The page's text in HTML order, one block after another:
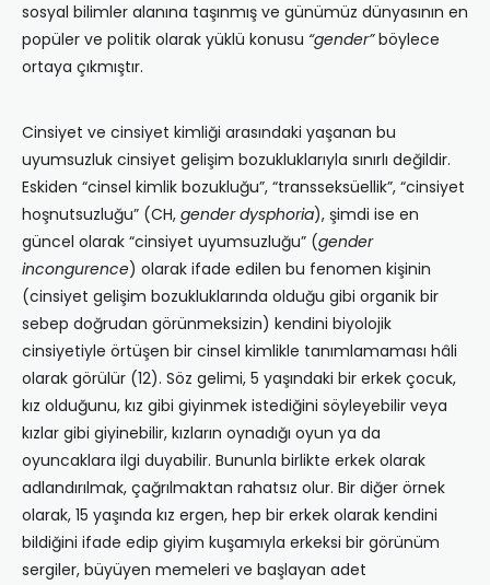
sosyal bilimler alanına taşınmış ve günümüz dünyasının en
popüler ve politik olarak yüklü konusu “gender”böylece
ortaya çıkmıştır.
Cinsiyet ve cinsiyet kimliği arasındaki yaşanan bu
uyumsuzluk cinsiyet gelişim bozukluklarıyla sınırlı değildir.
Eskiden “cinsel kimlik bozukluğu”, “transseksüellik”, “cinsiyet
hoşnutsuzluğu” (CH, gender dysphoria), şimdi ise en
güncel olarak “cinsiyet uyumsuzluğu” (gender
incongurence) olarak ifade edilen bu fenomen kişinin
(cinsiyet gelişim bozukluklarında olduğu gibi organik bir
sebep doğrudan görünmeksizin) kendini biyolojik
cinsiyetiyle örtüşen bir cinsel kimlikle tanımlamaması hâli
olarak görülür (12). Söz gelimi, 5 yaşındaki bir erkek çocuk,
kız olduğunu, kız gibi giyinmek istediğini söyleyebilir veya
kızlar gibi giyinebilir, kızların oynadığı oyun ya da
oyuncaklara ilgi duyabilir. Bununla birlikte erkek olarak
adlandırılmak, çağrılmaktan rahatsız olur. Bir diğer örnek
olarak, 15 yaşında kız ergen, hep bir erkek olarak kendini
bildiğini ifade edip giyim kuşamıyla erkeksi bir görünüm
sergiler, büyüyen memeleri ve başlayan adet